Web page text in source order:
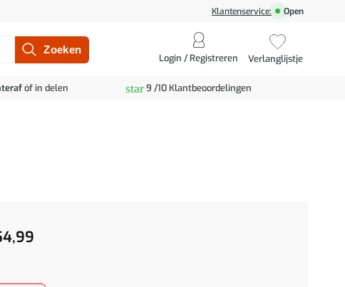
Klantenservice: Open
Login / Registreren Verlanglijstje
óf in delen star9 /10 Klantbeoordelingen